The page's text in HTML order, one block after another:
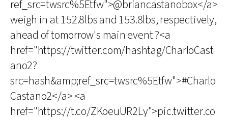
ref_src=twsrc%5Etfw">@briancastanobox</a>
weigh in at 152.8lbs and 153.8lbs, respectively,
ahead of tomorrow's main event ?<a
href="https://twitter.com/hashtag/CharloCast
ano2?
src=hash&amp;ref_src=twsrc%5Etfw">#Charlo
Castano2</a> <a
href="https://t.co/ZKoeuUR2Ly">pic.twitter.co